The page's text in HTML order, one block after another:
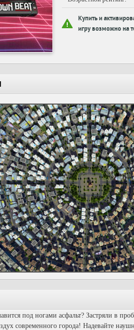
Купить и
игру возможно на
под ногами асфальт? Застряли в
современного города! Надевайте